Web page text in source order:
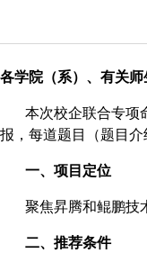
各学院（系）、有关师
本次校企联合专项
报，每道题目（题目
一、项目定位
聚焦昇腾和鲲鹏技
二、推荐条件